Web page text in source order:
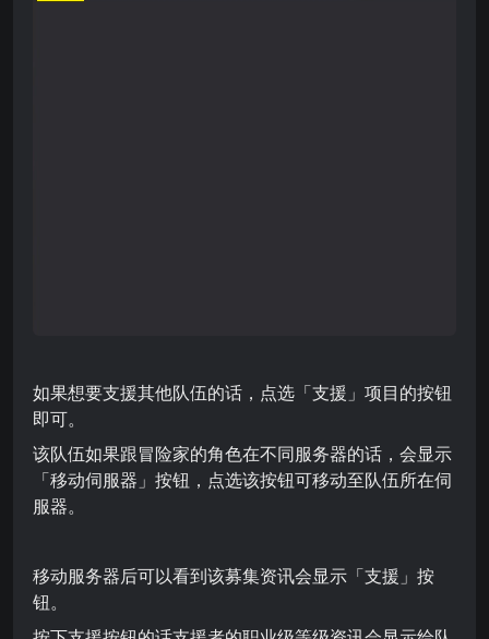
如果想要支援其他队伍的话，点选「支援」项目的按钮
即可。
该队伍如果跟冒险家的角色在不同服务器的话，会显示
「移动伺服器」按钮，点选该按钮可移动至队伍所在伺
服器。
移动服务器后可以看到该募集资讯会显示「支援」按
钮。